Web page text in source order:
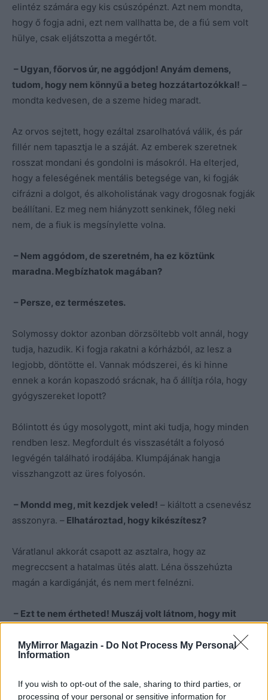
MyMirror Magazin - Do Not Process My Personal
Information
If you wish to opt-out of the sale, sharing to third parties, or
processing of your personal or sensitive information for
elintéz számára egy kis csúszópénzt. Azt nem mondta,
hogy ő fogja adni, ezt nem vallhatta be, de a fiú sem volt
hülye, csak eljátszotta a megértőt.
– Ugyan, főorvos úr, ne aggódjon! Anyám demens,
tudom, hogy nem könnyű a beteg hozzátartozókkal! –
mondta kedvesen, de a szeme hideg maradt.
Az orvos sejtett, hogy ezáltal zsarolhatóvá válik, és pár
fillér nem tapasztja le a száját. Az emberek szeretnek
rosszat mondani és gondolni is másokról. Ha elterjed,
hogy a feleségének mentális betegsége van, ki fogják
cifrázni a dolgot, és alkoholistának vagy drogosnak fogják
beállítani. Ez meg nem hiányzott senkinek, főleg neki
nem, de a fiuk is megsínylette volna.
– Nem aggódom, de szeretném, ha ez köztünk
maradna. Megbízhatok magában?
– Persze, ez természetes.
Solymossy doktor azonban dörzsöltebb volt annál, hogy
tudja, hazudik. Ki fogja rakatni a kórházból, az lesz a
legjobb, döntötte el. Vannak módszerei, és ki hinne
ennek a korán kopaszodó srácnak, ha ő állítja róla, hogy
gyógyszereket lopott?
Bólintott és úgy mosolygott, mint aki tudja, hogy minden
rendben lesz. Megfordult és visszasétált a folyosó
legvégén található irodájába. Klumpájának hangja
visszhangzott az üres folyosón.
– Mondd meg, mit kezdjek veled! – kiáltott a csenevész
asszonyra. – Elhatároztad, hogy kikészítesz?
Váratlanul akkorát csapott az asztalra, hogy az
megreccsent a hatalmas ütés alatt. Léna összehúzta
magán a kardigánját, és nem mert felnézni.
– Ezt te nem értheted! Muszáj volt látnom, hogy mit
– Nem tettél semmit! Ott se voltál! Mi a fenének jöttél
képes voltam ennyire ostoba nőt elvenni!